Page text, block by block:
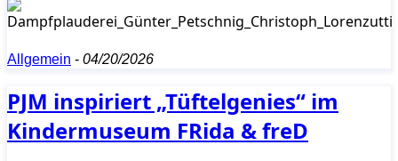
Allgemein - 04/20/2026
PJM inspiriert „Tüftelgenies“ im
Kindermuseum FRida & freD